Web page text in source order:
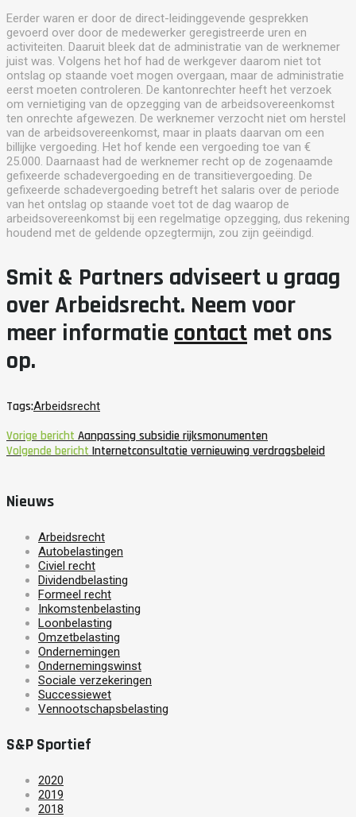
Eerder waren er door de direct-leidinggevende gesprekken
gevoerd over door de medewerker geregistreerde uren en
activiteiten. Daaruit bleek dat de administratie van de werknemer
juist was. Volgens het hof had de werkgever daarom niet tot
ontslag op staande voet mogen overgaan, maar de administratie
eerst moeten controleren. De kantonrechter heeft het verzoek
om vernietiging van de opzegging van de arbeidsovereenkomst
ten onrechte afgewezen. De werknemer verzocht niet om herstel
van de arbeidsovereenkomst, maar in plaats daarvan om een
billijke vergoeding. Het hof kende een vergoeding toe van €
25.000. Daarnaast had de werknemer recht op de zogenaamde
gefixeerde schadevergoeding en de transitievergoeding. De
gefixeerde schadevergoeding betreft het salaris over de periode
van het ontslag op staande voet tot de dag waarop de
arbeidsovereenkomst bij een regelmatige opzegging, dus rekening
houdend met de geldende opzegtermijn, zou zijn geëindigd.
Smit & Partners adviseert u graag
over Arbeidsrecht. Neem voor
meer informatie contact met ons
op.
Tags:Arbeidsrecht
Vorige bericht Aanpassing subsidie rijksmonumenten
Volgende bericht Internetconsultatie vernieuwing verdragsbeleid
Nieuws
Arbeidsrecht
Autobelastingen
Civiel recht
Dividendbelasting
Formeel recht
Inkomstenbelasting
Loonbelasting
Omzetbelasting
Ondernemingen
Ondernemingswinst
Sociale verzekeringen
Successiewet
Vennootschapsbelasting
S&P Sportief
2020
2019
2018